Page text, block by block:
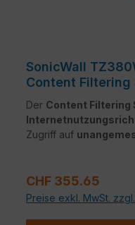
SonicWall
Content Filtering
BsEdt.
Der Content Filtering
Zugriff auf
geprüft – für eine
Regulärer Preis:
CHF 355.65
Preise exkl. MwSt.